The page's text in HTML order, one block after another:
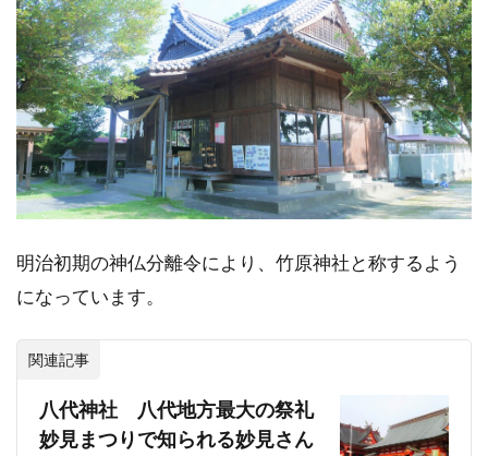
明治初期の神仏分離令により、竹原神社と称するよう
になっています。
関連記事
八代神社 八代地方最大の祭礼
妙見まつりで知られる妙見さん